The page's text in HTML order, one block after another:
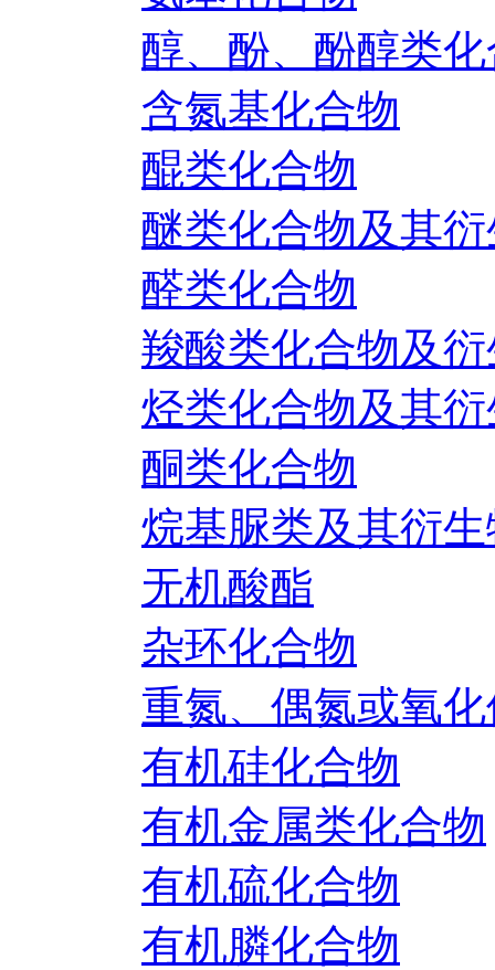
醇、酚、酚醇类
含氮基化合物
醌类化合物
醚类化合物及其
醛类化合物
羧酸类化合物及
烃类化合物及其
酮类化合物
烷基脲类及其衍
无机酸酯
杂环化合物
重氮、偶氮或氧
有机硅化合物
有机金属类化合物
有机硫化合物
有机膦化合物